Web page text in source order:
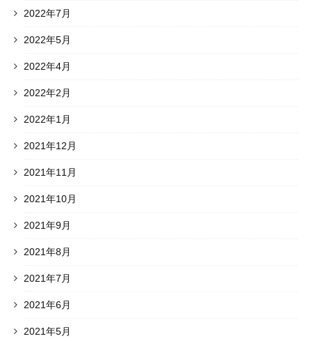
2022年7月
2022年5月
2022年4月
2022年2月
2022年1月
2021年12月
2021年11月
2021年10月
2021年9月
2021年8月
2021年7月
2021年6月
2021年5月